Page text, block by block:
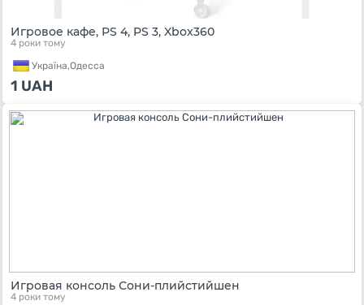
Игровое кафе, PS 4, PS 3, Xbox360
4 роки тому
Україна,Одесса
1 UAH
Игровая консоль Сони-плийстийшен
4 роки тому